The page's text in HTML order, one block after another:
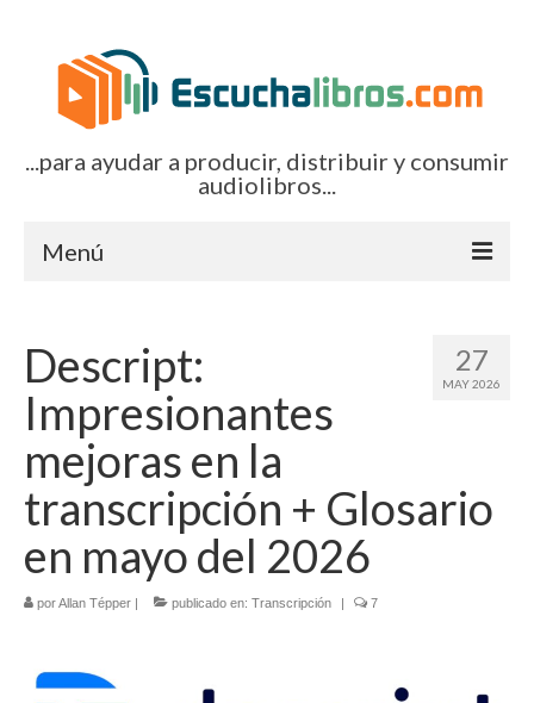
...para ayudar a producir, distribuir y consumir
audiolibros...
Menú
Artículos (todos)
Boletines por correo-e
Glosariocastellano.com
EditorialTecnoTur.com
Contacto (vía TecnoTur)
27
MAY 2026
Descript:
Impresionantes
mejoras en la
transcripción + Glosario
en mayo del 2026
porAllan Tépper publicado en: Transcripción 7